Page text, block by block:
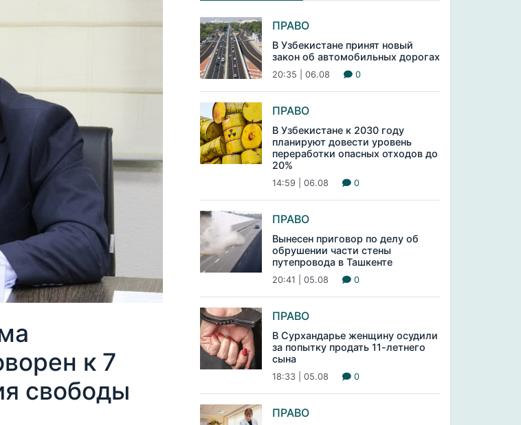
к 7
свободы
ПРАВО
В Узбекистане принят новый
закон об автомобильных дорогах
20:35 | 06.08 0
ПРАВО
В Узбекистане к 2030 году
планируют довести уровень
переработки опасных отходов до
20%
14:59 | 06.08 0
ПРАВО
Вынесен приговор по делу об
обрушении части стены
путепровода в Ташкенте
20:41 | 05.08 0
ПРАВО
В Сурхандарье женщину осудили
за попытку продать 11-летнего
сына
18:33 | 05.08 0
ПРАВО